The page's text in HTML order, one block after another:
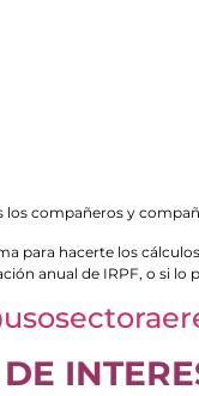
compañeros y
para hacerte los
anual de IRPF, o si